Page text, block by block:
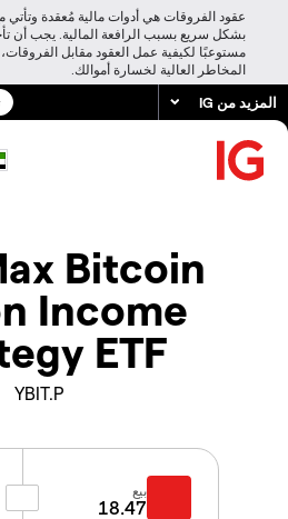
عقود الفروقات هي أدوات مالية مُعقدة وتأتي
بشكل سريع بسبب الرافعة المالية. يجب أن
مستوعبًا لكيفية عمل العقود مقابل
المخاطر العالية لخسارة أموالك.
المزيد من IG
Bitcoin
Income
ETF
YBIT.P
بيع
18.47